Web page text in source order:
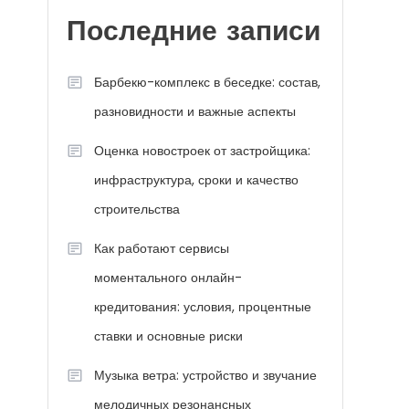
Последние записи
Барбекю-комплекс в беседке: состав,
разновидности и важные аспекты
Оценка новостроек от застройщика:
инфраструктура, сроки и качество
строительства
Как работают сервисы
моментального онлайн-
кредитования: условия, процентные
ставки и основные риски
Музыка ветра: устройство и звучание
мелодичных резонансных